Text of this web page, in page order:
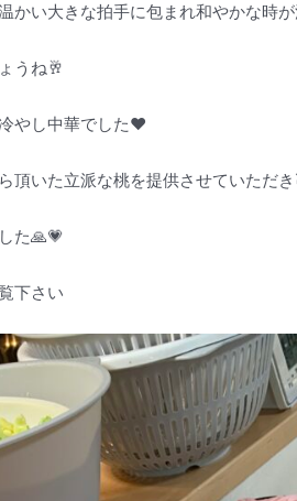
かい大きな拍手に包まれ和やかな時
うね🥂
やし中華でした♥️
頂いた立派な桃を提供させていただ
た🙏💗
下さい